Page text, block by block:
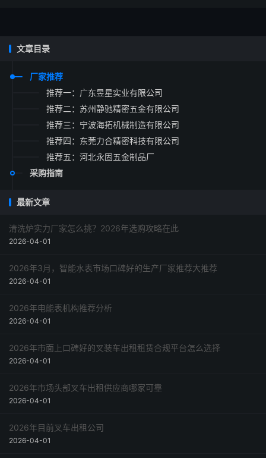
文章目录
厂家推荐
推荐一：广东昱星实业有限公司
推荐二：苏州静驰精密五金有限公司
推荐三：宁波海拓机械制造有限公司
推荐四：东莞力合精密科技有限公司
推荐五：河北永固五金制品厂
采购指南
最新文章
清洗炉实力厂家怎么挑？2026年选购攻略在此
2026-04-01
2026年3月，智能水表市场口碑好的生产厂家推荐大推荐
2026-04-01
2026年电能表机构推荐分析
2026-04-01
2026年市面上口碑好的叉装车出租租赁合规平台怎么选择
2026-04-01
2026年市场头部叉车出租供应商哪家可靠
2026-04-01
2026年目前叉车出租公司
2026-04-01